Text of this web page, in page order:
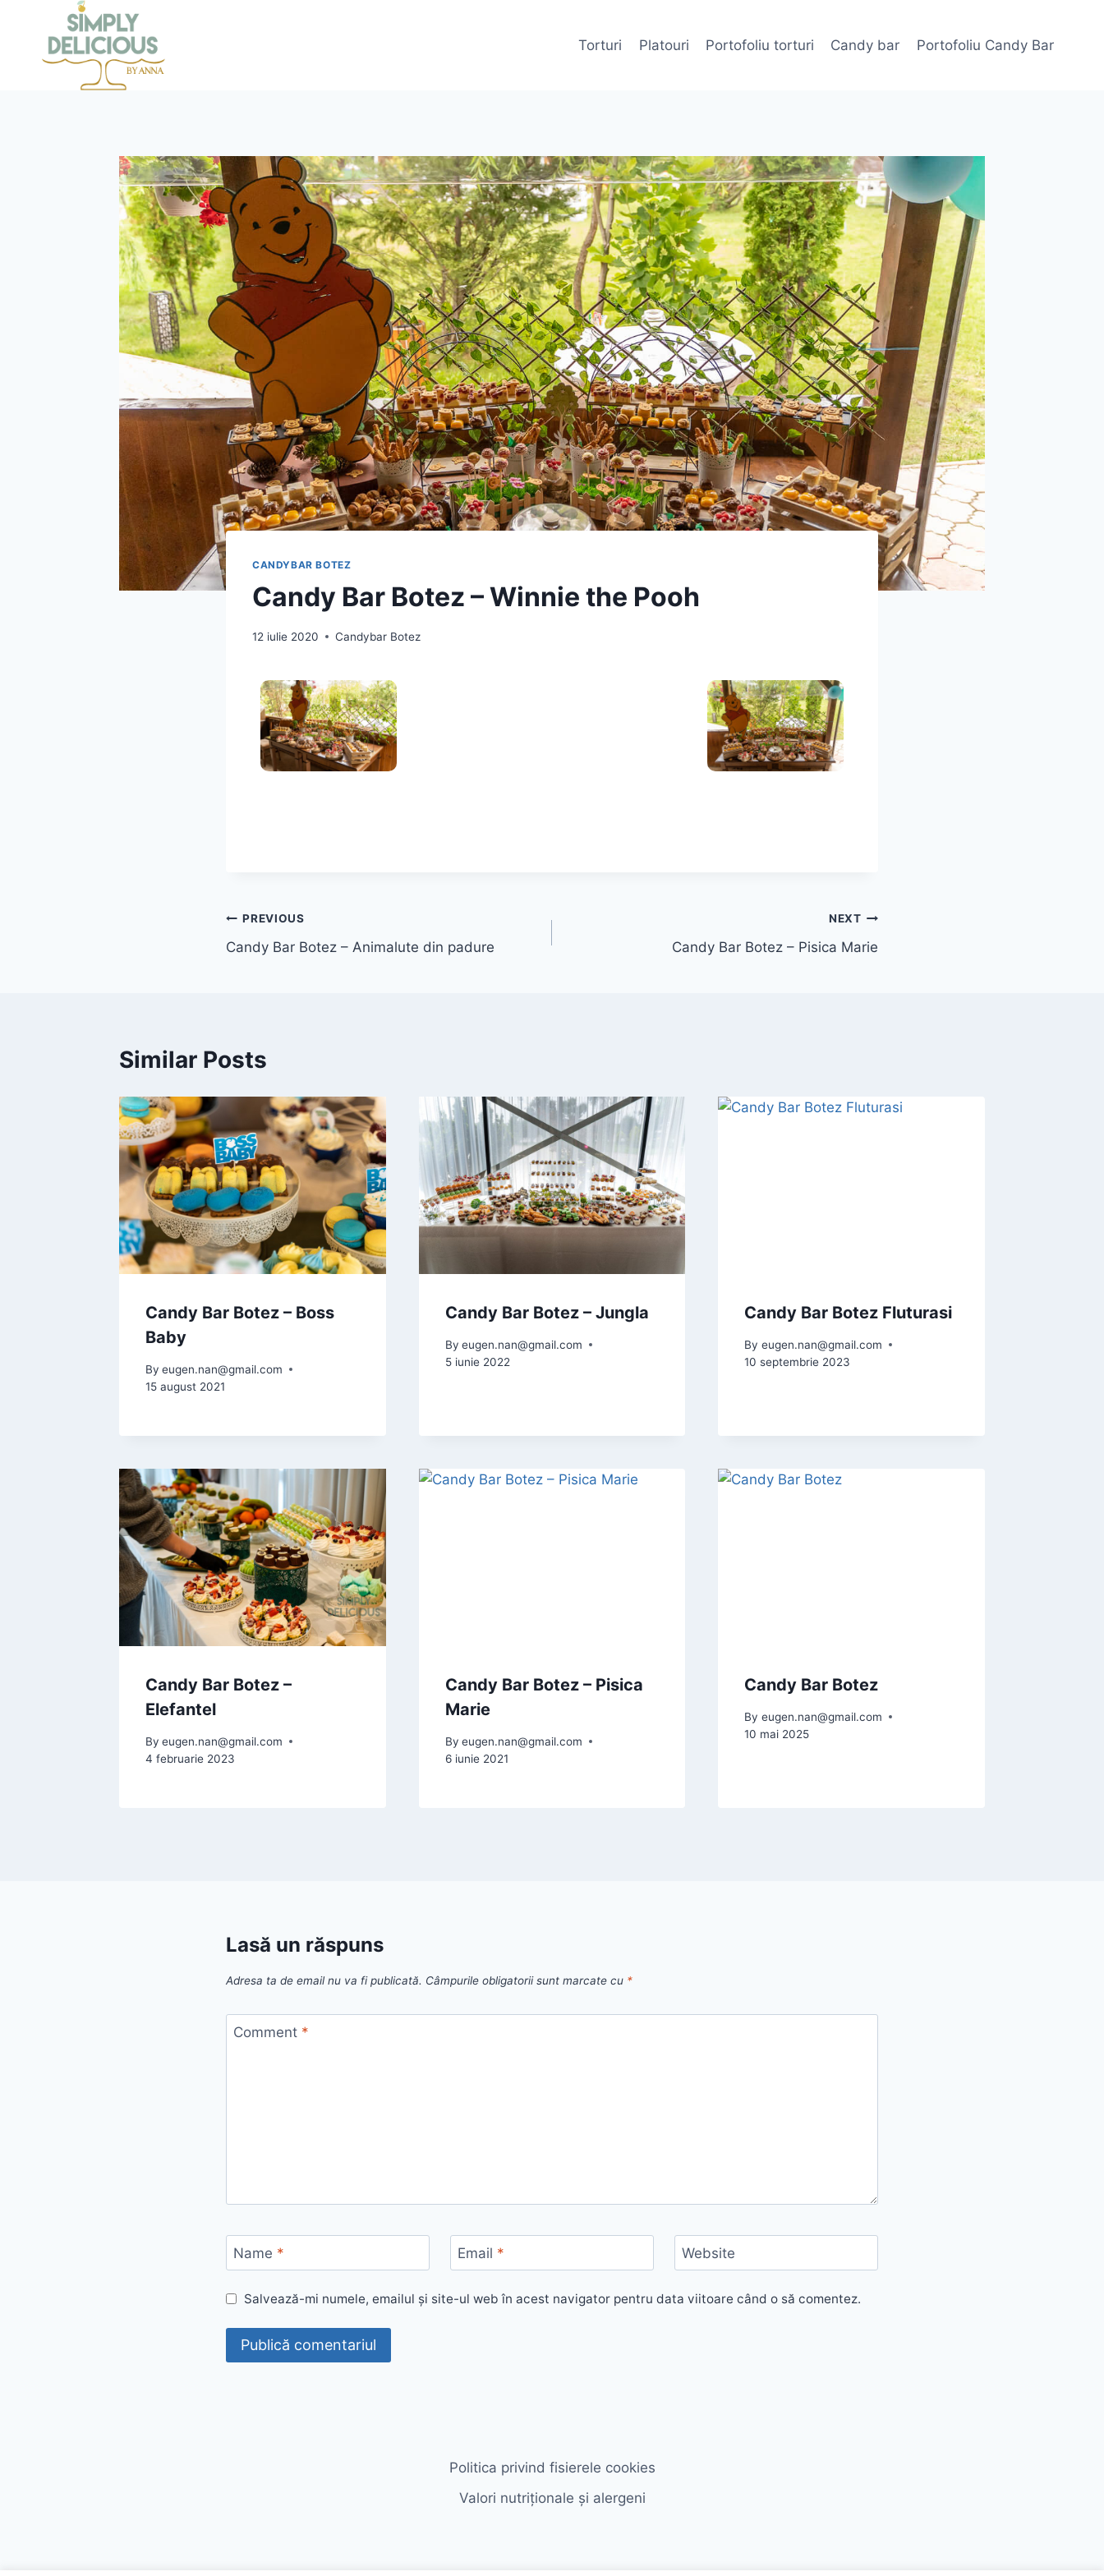
Torturi Platouri Portofoliu torturi Candy bar Portofoliu Candy Bar
CANDYBAR BOTEZ
Candy Bar Botez – Winnie the Pooh
12 iulie 2020 Candybar Botez
PREVIOUS
Candy Bar Botez – Animalute din padure
NEXT
Candy Bar Botez – Pisica Marie
Similar Posts
Candy Bar Botez – Boss
Baby
By eugen.nan@gmail.com
15 august 2021
Candy Bar Botez – Jungla
By eugen.nan@gmail.com
5 iunie 2022
Candy Bar Botez Fluturasi
By eugen.nan@gmail.com
10 septembrie 2023
Candy Bar Botez –
Elefantel
By eugen.nan@gmail.com
4 februarie 2023
Candy Bar Botez – Pisica
Marie
By eugen.nan@gmail.com
6 iunie 2021
Candy Bar Botez
By eugen.nan@gmail.com
10 mai 2025
Lasă un răspuns
Adresa ta de email nu va fi publicată. Câmpurile obligatorii sunt marcate cu *
Comment *
Name * Email * Website
Salvează-mi numele, emailul și site-ul web în acest navigator pentru data viitoare când o să comentez.
Politica privind fisierele cookies
Valori nutriționale și alergeni